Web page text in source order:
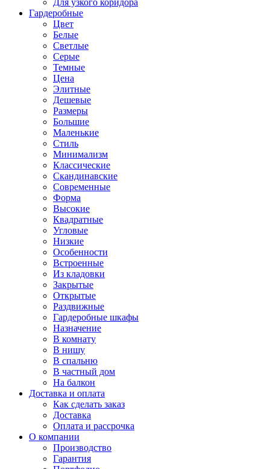
Для узкого коридора
Гардеробные
Цвет
Белые
Светлые
Серые
Темные
Цена
Элитные
Дешевые
Размеры
Большие
Маленькие
Стиль
Минимализм
Классические
Скандинавские
Современные
Форма
Высокие
Квадратные
Угловые
Низкие
Особенности
Встроенные
Из кладовки
Закрытые
Открытые
Раздвижные
Гардеробные шкафы
Назначение
В комнату
В нишу
В спальню
В частный дом
На балкон
Доставка и оплата
Как сделать заказ
Доставка
Оплата и рассрочка
О компании
Производство
Гарантия